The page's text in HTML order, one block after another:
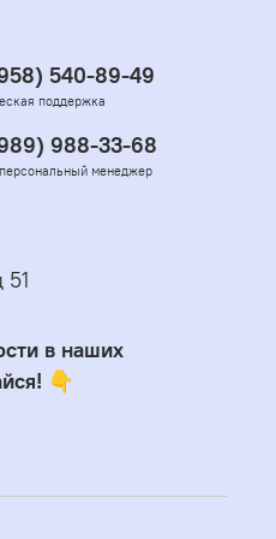
540-89-49
поддержка
988-33-68
менеджер
51
в наших
👇